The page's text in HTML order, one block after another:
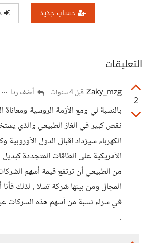
حساب جديد
التعليقات
2
Zaky_mzg قبل 4 سنوات أضف ردا
بالنسبة لي ومع الأزمة الروسية ومعاناة
نقص كبير في الغاز الطبيعي والذي
الكهرباء سيزداد إقبال الدول الأوروبية
الأمريكية على الطاقات المتجددة كبديل
من الطبيعي أن ترتفع قيمة أسهم
المجال ومن بينها شركة تسلا . لذلك فأنا
في شراء نسبة من أسهم هذه الشركات
.